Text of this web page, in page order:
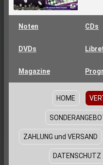
Noten CDs
DVDs
Magazine
HOME
ZAHLUNG und VERSAND
DATENSCHUTZ